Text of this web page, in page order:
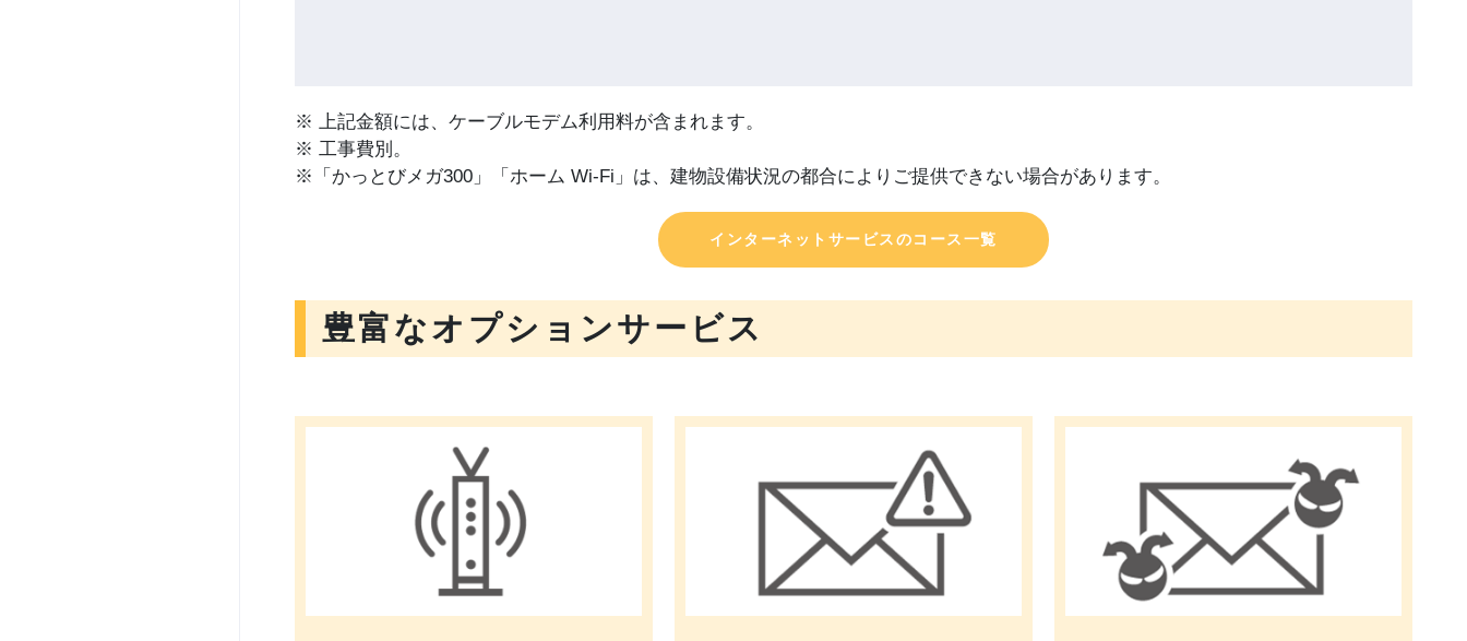
※ 上記金額には、ケーブルモデム利用料が含まれます。
※ 工事費別。
※「かっとびメガ300」「ホーム Wi-Fi」は、建物設備状況の都合によりご提供できない場合があります。
インターネットサービスのコース一覧
豊富なオプションサービス